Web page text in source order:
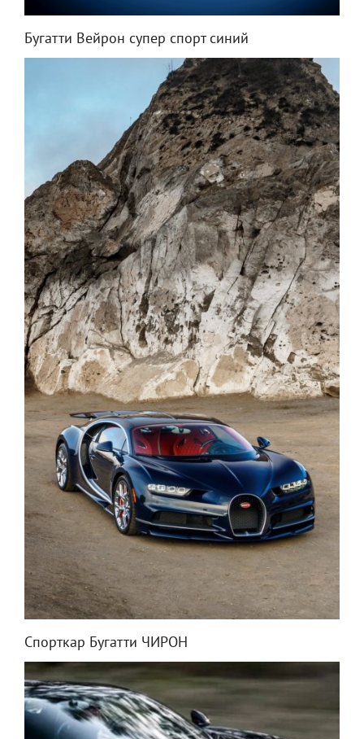
Бугатти Вейрон супер спорт синий
Спорткар Бугатти ЧИРОН